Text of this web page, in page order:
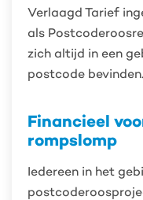
Verlaagd Tarief
als
zich altijd in een
postcode bevinden.
Financieel
rompslomp
Iedereen in het